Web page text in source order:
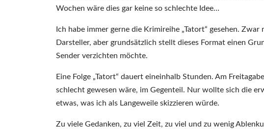
Wochen wäre dies gar keine so schlechte Idee…
Ich habe immer gerne die Krimireihe „Tatort“ gesehen.
Darsteller, aber grundsätzlich stellt dieses Format einen
Sender verzichten möchte.
Eine Folge „Tatort“ dauert eineinhalb Stunden. Am
schlecht gewesen wäre, im Gegenteil. Nur wollte sich die
etwas, was ich als Langeweile skizzieren würde.
Zu viele Gedanken, zu viel Zeit, zu viel und zu wenig